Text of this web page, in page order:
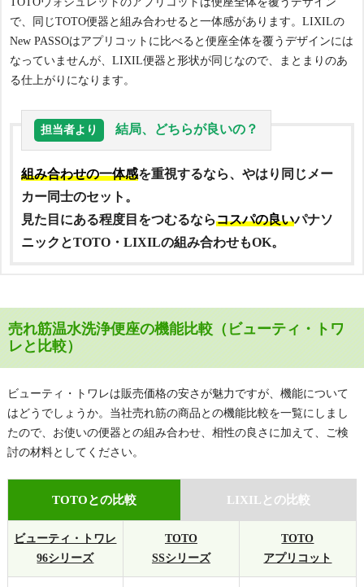
で、同じTOTO便器と組み合わせると一体感があります。LIXILの
New PASSOはアプリコットに比べると便座全体を覆うデザインには
なっていませんが、LIXIL便器と形状が同じなので、まとまりのあ
る仕上がりになります。
担当者より 結局、どちらが良いの？
組み合わせの一体感を重視するなら、やはり同じメー
カー同士のセット。
見た目にある程度目をつむるならコスパの良いパナソ
ニックとTOTO・LIXILの組み合わせもOK。
売れ筋温水洗浄便座の機能比較（ビューティ・トワ
レと比較）
ビューティ・トワレは販売価格の安さが魅力ですが、機能について
はどうでしょうか。当社売れ筋の商品との機能比較を一覧にしまし
たので、お使いの便器との組み合わせ、相性の良さに加えて、ご検
討の材料としてください。
TOTOとの比較 LIXILとの比較
ビューティ・トワレ
96シリーズ
TOTO
SSシリーズ
TOTO
アプリコット